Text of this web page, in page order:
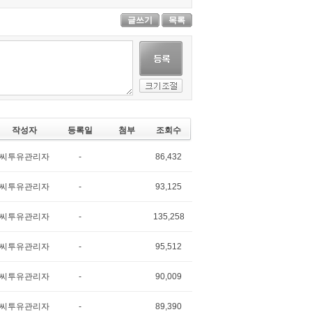
글쓰기 목록
작성자 등록일 첨부 조회수
씨투유관리자 - 86,432
씨투유관리자 - 93,125
씨투유관리자 - 135,258
씨투유관리자 - 95,512
씨투유관리자 - 90,009
씨투유관리자 - 89,390